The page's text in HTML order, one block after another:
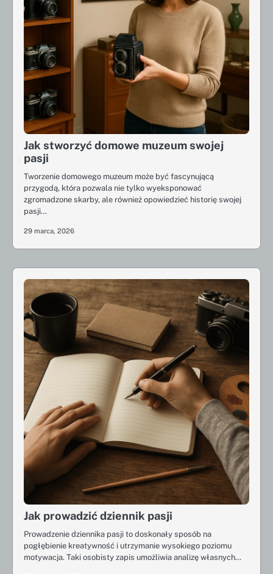
Jak stworzyć domowe muzeum swojej
pasji
Tworzenie domowego muzeum może być fascynującą
przygodą, która pozwala nie tylko wyeksponować
zgromadzone skarby, ale również opowiedzieć historię swojej
pasji…
29 marca, 2026
Jak prowadzić dziennik pasji
Prowadzenie dziennika pasji to doskonały sposób na
pogłębienie kreatywność i utrzymanie wysokiego poziomu
motywacja. Taki osobisty zapis umożliwia analizę własnych…